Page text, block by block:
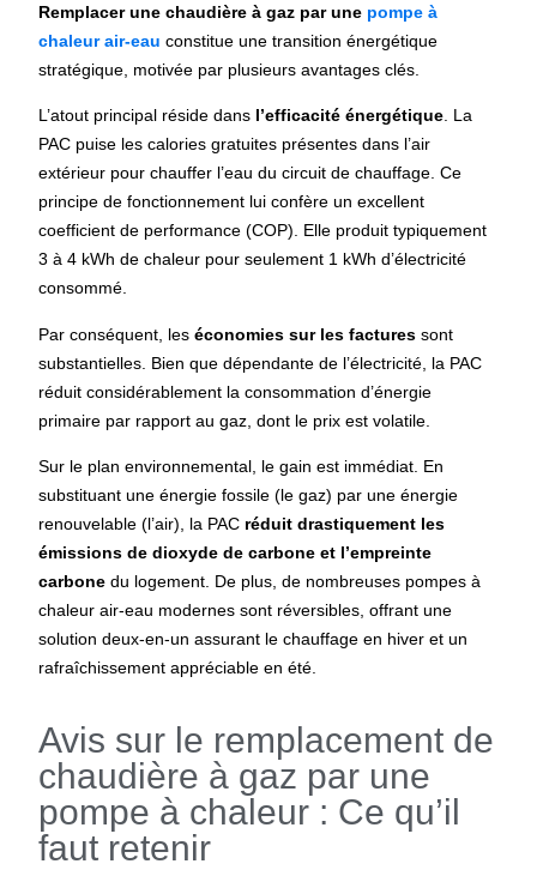
Remplacer une chaudière à gaz par une pompe à
chaleur air-eau constitue une transition énergétique
stratégique, motivée par plusieurs avantages clés.
L’atout principal réside dans l’efficacité énergétique. La
PAC puise les calories gratuites présentes dans l’air
extérieur pour chauffer l’eau du circuit de chauffage. Ce
principe de fonctionnement lui confère un excellent
coefficient de performance (COP). Elle produit typiquement
3 à 4 kWh de chaleur pour seulement 1 kWh d’électricité
consommé.
Par conséquent, leséconomies sur les factures sont
substantielles. Bien que dépendante de l’électricité, la PAC
réduit considérablement la consommation d’énergie
primaire par rapport au gaz, dont le prix est volatile.
Sur le plan environnemental, le gain est immédiat. En
substituant une énergie fossile (le gaz) par une énergie
renouvelable (l’air), la PAC réduit drastiquement les
émissions de dioxyde de carbone et l’empreinte
carbone du logement. De plus, de nombreuses pompes à
chaleur air-eau modernes sont réversibles, offrant une
solution deux-en-un assurant le chauffage en hiver et un
rafraîchissement appréciable en été.
Avis sur le remplacement de
chaudière à gaz par une
pompe à chaleur : Ce qu’il
faut retenir